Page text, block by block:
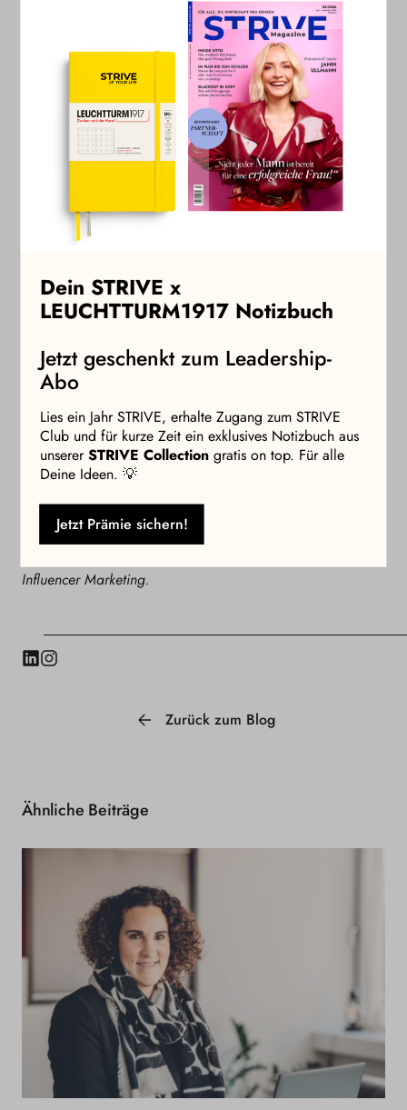
unterschiedliche Themenbereiche anbieten, um sich
auszuprobieren. “Wenn man über ein tiefes technisches
Wissen und etwas Flexibilität verfügt, kann man dort oft
eine Karriere machen, die vielleicht unerwartet, auf alle
Fälle aber erfüllend ist”, findet Heike Riel.
Das Mindset der Gesellschaft muss sich ändern, aber dafür
werden die starken Frauen in der Wissenschaft gebraucht.
Also geht Schritt für Schritt euren Weg. Probiert euch aus.
Seid eurer Karriere gegenüber offen und seid mutig. Steht
zu euren Interessen und lebt sie aus – dann sind
Mehr zum Thema Wissenschaft und Frauen in den
Naturwissenschaften, könnt ihr im Artikel “Wissen ist
Magazine lesen.
Hier geht’s zum Shop.
Über die Autorin:
Maxine Kettler ist Werkstudentin für Content Creation bei
STRIVE. Für STRIVE Online interviewt sie Persönlichkeiten
gebürtige Hamburgerin beschäftigt sich außerdem mit
Lifestyle- Themen. Maxine studiert Medien-und
Influencer Marketing.
LinkedIn
Instagram
Zurück zum Blog
Ähnliche Beiträge
Dein STRIVE x
LEUCHTTURM1917 Notizbuch
Jetzt geschenkt zum Leadership-
Abo
Lies ein Jahr STRIVE, erhalte Zugang zum STRIVE
Club und für kurze Zeit ein exklusives Notizbuch aus
unsererSTRIVE Collection gratis on top. Für alle
Deine Ideen. 💡
Jetzt Prämie sichern!